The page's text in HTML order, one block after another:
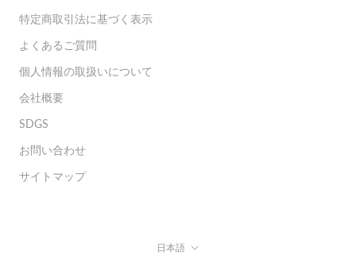
特定商取引法に基づく表示
よくあるご質問
個人情報の取扱いについて
会社概要
SDGS
お問い合わせ
サイトマップ
言
日本語